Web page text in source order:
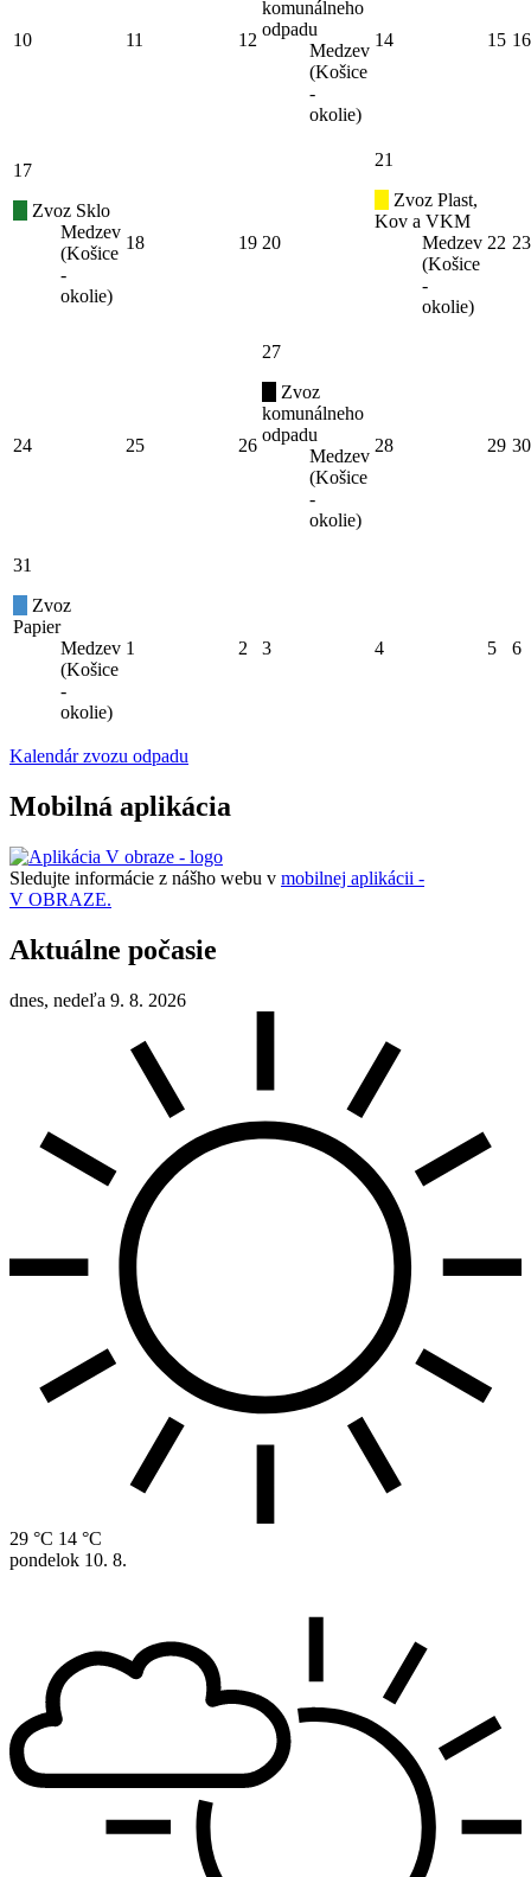
10 11 12
komunálneho
odpadu
Medzev
(Košice
-
okolie)
14 15 16
17
Zvoz Sklo
Medzev
(Košice
-
okolie)
18 19 20
21
Zvoz Plast,
Kov a VKM
Medzev
(Košice
-
okolie)
22 23
24 25 26
27
Zvoz
komunálneho
odpadu
Medzev
(Košice
-
okolie)
28 29 30
31
Zvoz
Papier
Medzev
(Košice
-
okolie)
1 2 3 4 5 6
Kalendár zvozu odpadu
Mobilná aplikácia
Sledujte informácie z nášho webu v mobilnej aplikácii -
V OBRAZE.
Aktuálne počasie
dnes, nedeľa 9. 8. 2026
29 °C 14 °C
pondelok 10. 8.